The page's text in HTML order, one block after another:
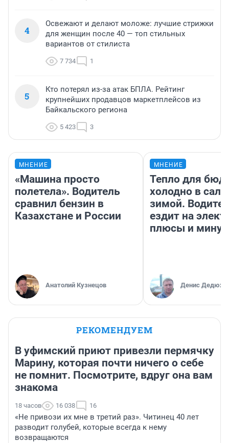
4
Освежают и делают моложе: лучшие стрижки
для женщин после 40 — топ стильных
вариантов от стилиста
7 734 1
5
Кто потерял из-за атак БПЛА. Рейтинг
крупнейших продавцов маркетплейсов из
Байкальского региона
5 423 3
МНЕНИЕ
«Машина просто
полетела». Водитель
сравнил бензин в
Казахстане и России
Анатолий Кузнецов
МНЕНИЕ
Тепло для
холодно в
зимой.
ездит на
плюсы и
Денис
РЕКОМЕНДУЕМ
В уфимский приют привезли пермячку
Марину, которая почти ничего о себе
не помнит. Посмотрите, вдруг она вам
знакома
18 часов 16 038 16
«Не привози их мне в третий раз». Читинец 40 лет
разводит голубей, которые всегда к нему
возвращаются